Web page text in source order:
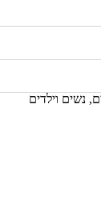
נשים וילדים